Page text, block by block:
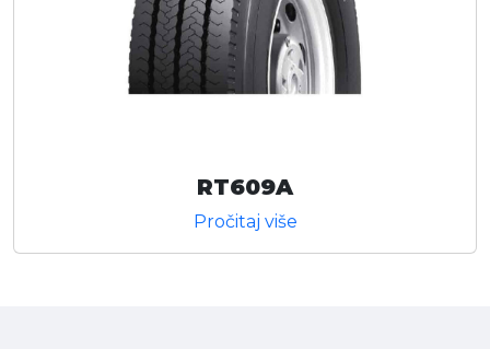
RT609A
Pročitaj više